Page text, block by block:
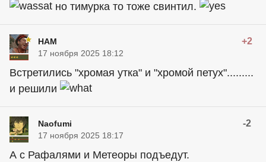
но тимурка то тоже свинтил.
HAM +2
17 ноября 2025 18:12
Встретились "хромая утка" и "хромой петух".........
и решили
Naofumi -2
17 ноября 2025 18:17
А с Рафалями и Метеоры подъедут.